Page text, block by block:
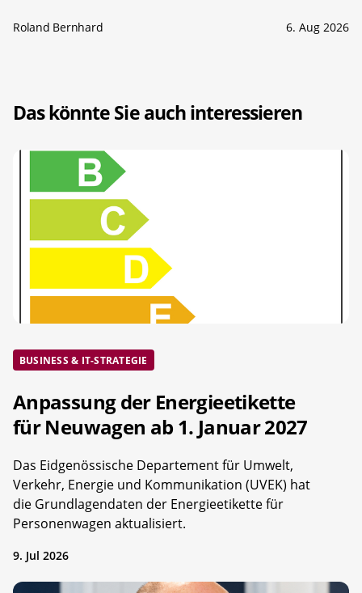
Roland Bernhard 6. Aug 2026
Das könnte Sie auch interessieren
BUSINESS & IT-STRATEGIE
Anpassung der Energieetikette
für Neuwagen ab 1. Januar 2027
Das Eidgenössische Departement für Umwelt,
Verkehr, Energie und Kommunikation (UVEK) hat
die Grundlagendaten der Energieetikette für
Personenwagen aktualisiert.
9. Jul 2026